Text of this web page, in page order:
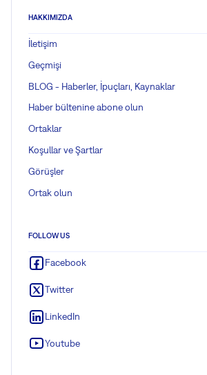
HAKKIMIZDA
İletişim
Geçmişi
BLOG - Haberler, İpuçları, Kaynaklar
Haber bültenine abone olun
Ortaklar
Koşullar ve Şartlar
Görüşler
Ortak olun
FOLLOW US
Facebook
Twitter
LinkedIn
Youtube